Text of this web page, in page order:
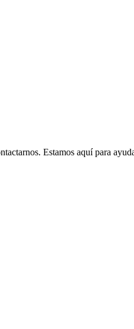
Estamos aquí para